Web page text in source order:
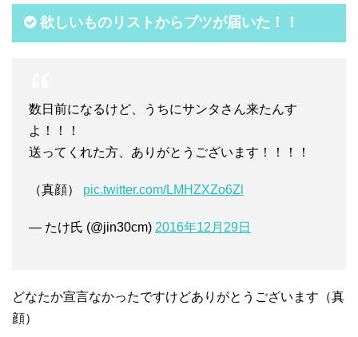
欲しいものリストからブツが届いた！！
数日前になるけど、うちにサンタさん来たんす
よ！！！
送ってくれた方、ありがとうございます！！！！
（真顔） pic.twitter.com/LMHZXZo6Zl
— たけ氏 (@jin30cm) 2016年12月29日
どなたか宣言なかったですけどありがとうございます（真
顔）